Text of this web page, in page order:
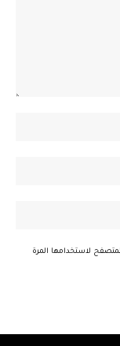
لاستخدامها المرة